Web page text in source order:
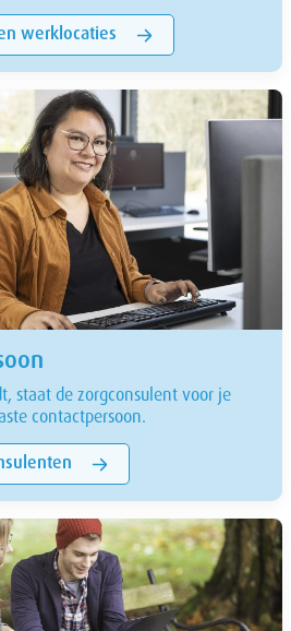
werklocaties
staat de zorgconsulent voor je
contactpersoon.